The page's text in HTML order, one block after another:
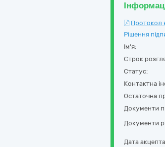
Протокол
Рішення
Ім'я:
Строк
Статус:
Контактна
Остаточна
Документи
Документи
Дата